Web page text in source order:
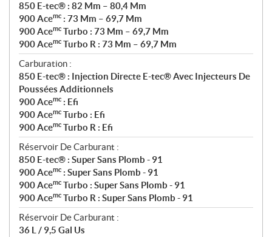
850 E-tec® : 82 Mm – 80,4 Mm
900 Acemc : 73 Mm – 69,7 Mm
900 Acemc Turbo : 73 Mm – 69,7 Mm
900 Acemc Turbo R : 73 Mm – 69,7 Mm
Carburation :
850 E-tec® : Injection Directe E-tec® Avec Injecteurs De
Poussées Additionnels
900 Acemc : Efi
900 Acemc Turbo : Efi
900 Acemc Turbo R : Efi
Réservoir De Carburant :
850 E-tec® : Super Sans Plomb - 91
900 Acemc : Super Sans Plomb - 91
900 Acemc Turbo : Super Sans Plomb - 91
900 Acemc Turbo R : Super Sans Plomb - 91
Réservoir De Carburant :
36 L / 9,5 Gal Us